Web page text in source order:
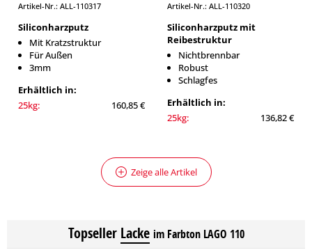
Artikel-Nr.: ALL-110317
Siliconharzputz
Mit Kratzstruktur
Für Außen
3mm
Erhältlich in:
25kg:
160,85 €
Artikel-Nr.: ALL-110320
Siliconharzputz mit
Reibestruktur
Nichtbrennbar
Robust
Schlagfes
Erhältlich in:
25kg:
136,82 €
Zeige alle Artikel
Topseller Lacke im Farbton LAGO 110